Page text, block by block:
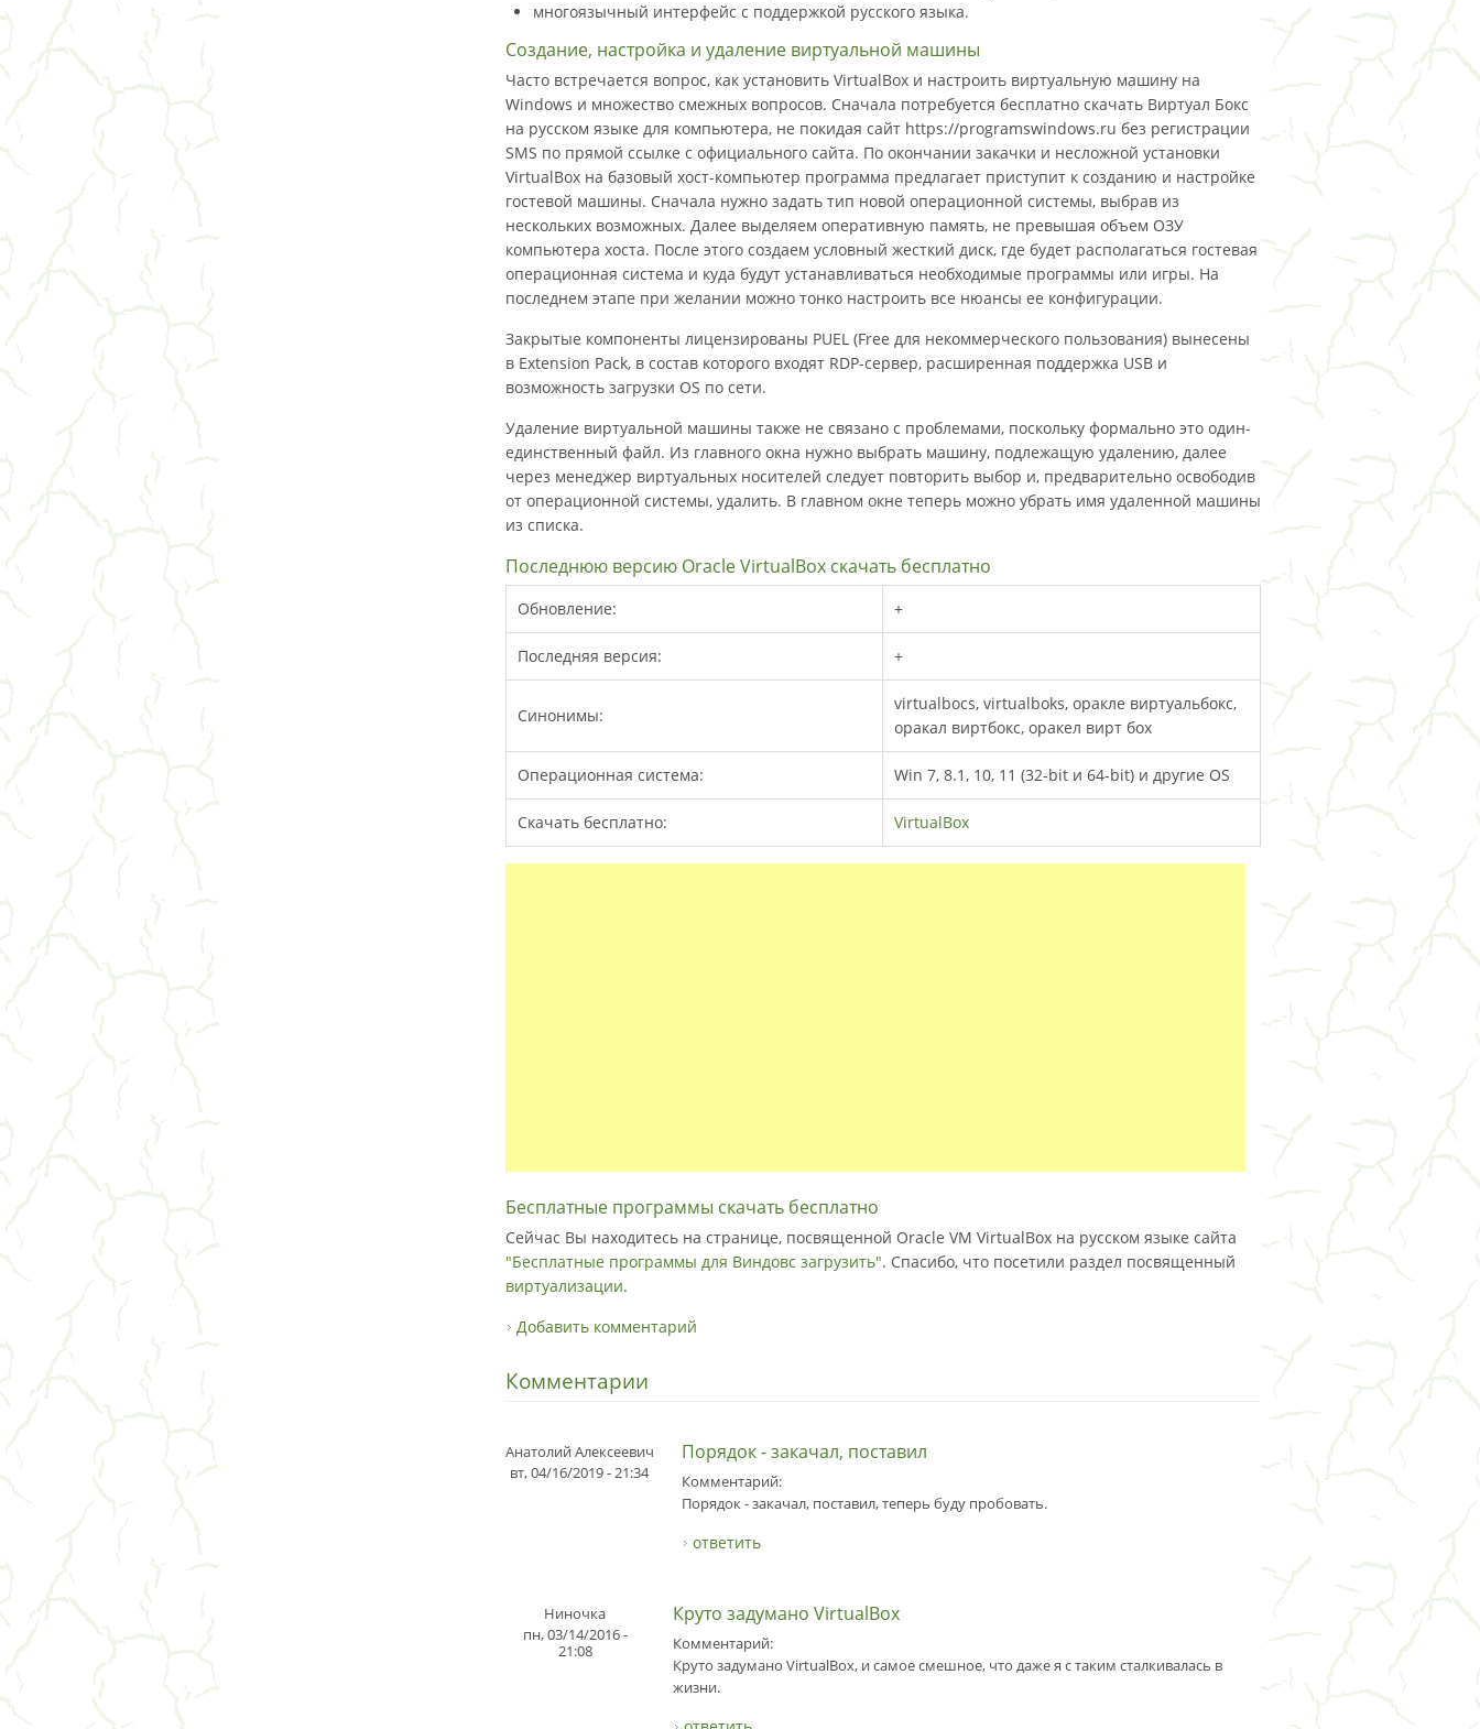
многоязычный интерфейс с поддержкой русского языка.
Создание, настройка и удаление виртуальной машины
Часто встречается вопрос, как установить VirtualBox и настроить виртуальную машину на
Windows и множество смежных вопросов. Сначала потребуется бесплатно скачать Виртуал Бокс
на русском языке для компьютера, не покидая сайт https://programswindows.ru без регистрации
SMS по прямой ссылке с официального сайта. По окончании закачки и несложной установки
VirtualBox на базовый хост-компьютер программа предлагает приступит к созданию и настройке
гостевой машины. Сначала нужно задать тип новой операционной системы, выбрав из
нескольких возможных. Далее выделяем оперативную память, не превышая объем ОЗУ
компьютера хоста. После этого создаем условный жесткий диск, где будет располагаться гостевая
операционная система и куда будут устанавливаться необходимые программы или игры. На
последнем этапе при желании можно тонко настроить все нюансы ее конфигурации.
Закрытые компоненты лицензированы PUEL (Free для некоммерческого пользования) вынесены
в Extension Pack, в состав которого входят RDP-сервер, расширенная поддержка USB и
возможность загрузки OS по сети.
Удаление виртуальной машины также не связано с проблемами, поскольку формально это один-
единственный файл. Из главного окна нужно выбрать машину, подлежащую удалению, далее
через менеджер виртуальных носителей следует повторить выбор и, предварительно освободив
от операционной системы, удалить. В главном окне теперь можно убрать имя удаленной машины
из списка.
Последнюю версию Oracle VirtualBox скачать бесплатно
Обновление: +
Последняя версия: +
Синонимы:
virtualboсs, virtualboks, оракле виртуальбокс,
оракал виртбокс, оракел вирт бох
Операционная система: Win 7, 8.1, 10, 11 (32-bit и 64-bit) и другие OS
Скачать бесплатно: VirtualBox
Бесплатные программы скачать бесплатно
Сейчас Вы находитесь на странице, посвященной Oracle VM VirtualBox на русском языке сайта
"Бесплатные программы для Виндовс загрузить". Спасибо, что посетили раздел посвященный
виртуализации.
Добавить комментарий
Комментарии
Анатолий Алексеевич
вт, 04/16/2019 - 21:34
Порядок - закачал, поставил
Комментарий:
Порядок - закачал, поставил, теперь буду пробовать.
ответить
Ниночка
пн, 03/14/2016 -
21:08
Круто задумано VirtualBox
Комментарий:
Круто задумано VirtualBox, и самое смешное, что даже я с таким сталкивалась в
жизни.